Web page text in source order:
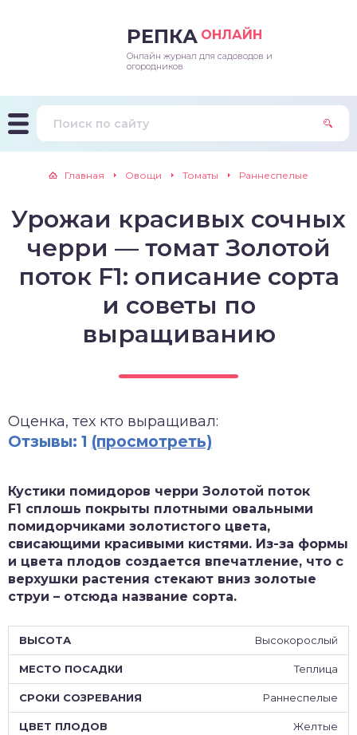
РЕПКА ОНЛАЙН
Онлайн журнал для садоводов и
огородников
Главная Овощи Томаты Раннеспелые
Урожаи красивых сочных
черри — томат Золотой
поток F1: описание сорта
и советы по
выращиванию
Оценка, тех кто выращивал:
Отзывы: 1 (просмотреть)
Кустики помидоров черри Золотой поток
F1 сплошь покрыты плотными овальными
помидорчиками золотистого цвета,
свисающими красивыми кистями. Из-за формы
и цвета плодов создается впечатление, что с
верхушки растения стекают вниз золотые
струи – отсюда название сорта.
Высокорослый
Теплица
Раннеспелые
Желтые
и подкормки